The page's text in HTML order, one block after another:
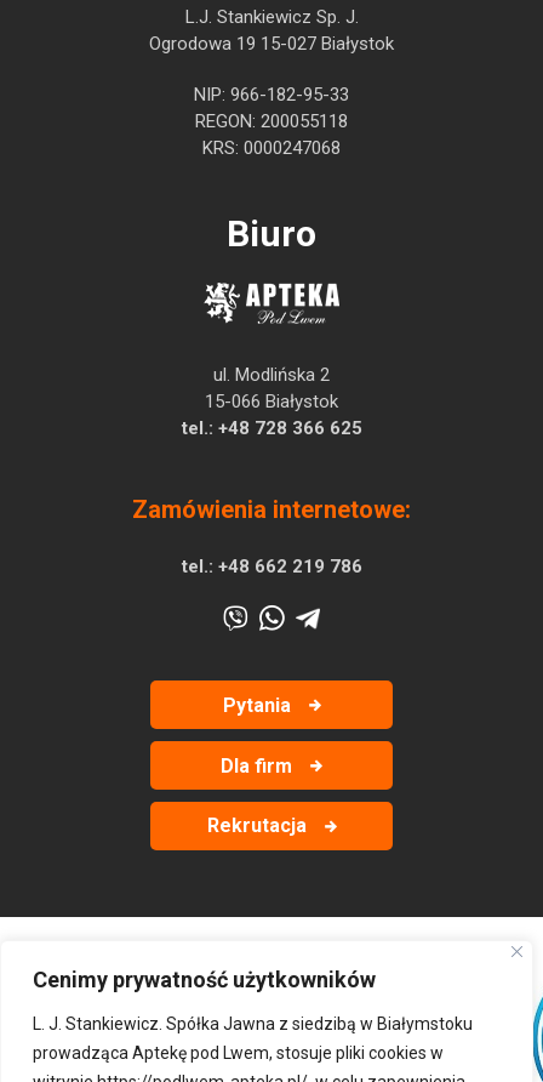
Cenimy prywatność użytkowników
L. J. Stankiewicz. Spółka Jawna z siedzibą w Białymstoku
prowadząca Aptekę pod Lwem, stosuje pliki cookies w
L.J. Stankiewicz Sp. J.
Ogrodowa 19 15-027 Białystok
NIP: 966-182-95-33
REGON: 200055118
KRS: 0000247068
Biuro
ul. Modlińska 2
15-066 Białystok
tel.: +48 728 366 625
Zamówienia internetowe:
tel.: +48 662 219 786
Pytania
Dla firm
Rekrutacja
‹